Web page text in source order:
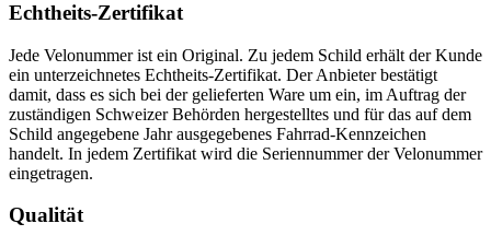
Echtheits-Zertifikat
Jede Velonummer ist ein Original. Zu jedem Schild erhält der Kunde
ein unterzeichnetes Echtheits-Zertifikat. Der Anbieter bestätigt
damit, dass es sich bei der gelieferten Ware um ein, im Auftrag der
zuständigen Schweizer Behörden hergestelltes und für das auf dem
Schild angegebene Jahr ausgegebenes Fahrrad-Kennzeichen
handelt. In jedem Zertifikat wird die Seriennummer der Velonummer
eingetragen.
Qualität